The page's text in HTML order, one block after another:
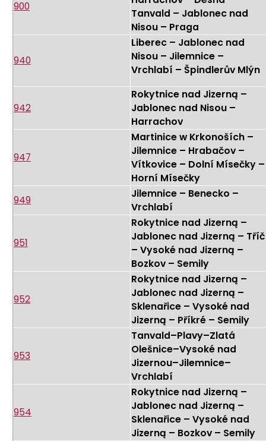
900
Tanvald – Jablonec nad
Nisou – Praga
940
Liberec – Jablonec nad
Nisou – Jilemnice –
Vrchlabí – Špindlerův Mlýn
942
Rokytnice nad Jizerną –
Jablonec nad Nisou –
Harrachov
947
Martinice w Krkonoších –
Jilemnice – Hrabačov –
Vítkovice – Dolní Mísečky –
Horní Mísečky
949
Jilemnice – Benecko –
Vrchlabí
951
Rokytnice nad Jizerną –
Jablonec nad Jizerną – Tříč
– Vysoké nad Jizerną –
Bozkov – Semily
952
Rokytnice nad Jizerną –
Jablonec nad Jizerną –
Sklenařice – Vysoké nad
Jizerną – Příkré – Semily
953
Tanvald–Plavy–Zlatá
Olešnice–Vysoké nad
Jizernou–Jilemnice–
Vrchlabí
954
Rokytnice nad Jizerną –
Jablonec nad Jizerną –
Sklenařice – Vysoké nad
Jizerną – Bozkov – Semily